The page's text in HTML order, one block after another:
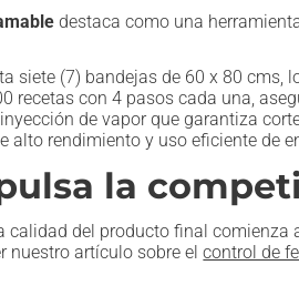
destaca como una
siete (7) bandejas de 60 x 80 cms,
recetas con 4 pasos cada una,
de vapor que garantiza
alto rendimiento y uso eficiente de
la
calidad del producto final
nuestro artículo sobre elcontrol de